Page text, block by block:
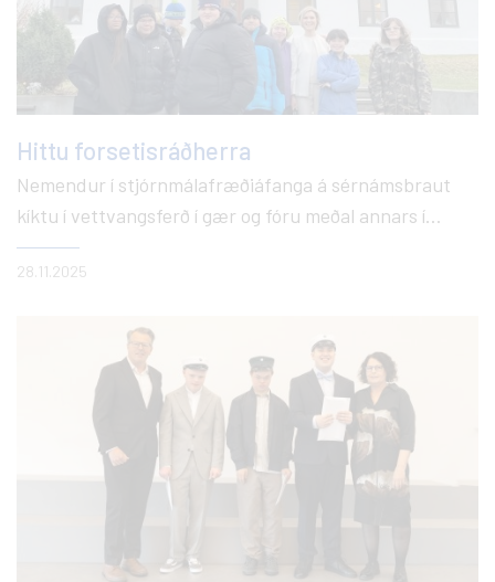
28.11.2025
Hittu forsetisráðherra
Nemendur í stjórnmálafræðiáfanga á sérnámsbraut
kíktu í vettvangsferð í gær og fóru meðal annars í
heimsókn á Alþingi og kíktu á Stjórnarráðshúsið. Þar
voru þau svo heppin að rekast á Kristrúnu
þau og fengu þau mynd af sér með henni.